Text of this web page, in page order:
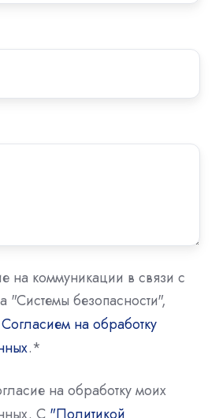
на коммуникации в связи с
безопасности",
Согласием на обработку
.*
на обработку моих
С "Политикой